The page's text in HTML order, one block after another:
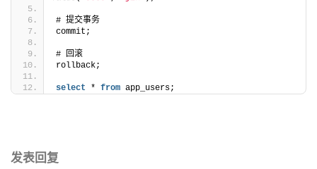
# 提交事务
commit;
# 回滚
rollback;
select * from app_users;
发表回复